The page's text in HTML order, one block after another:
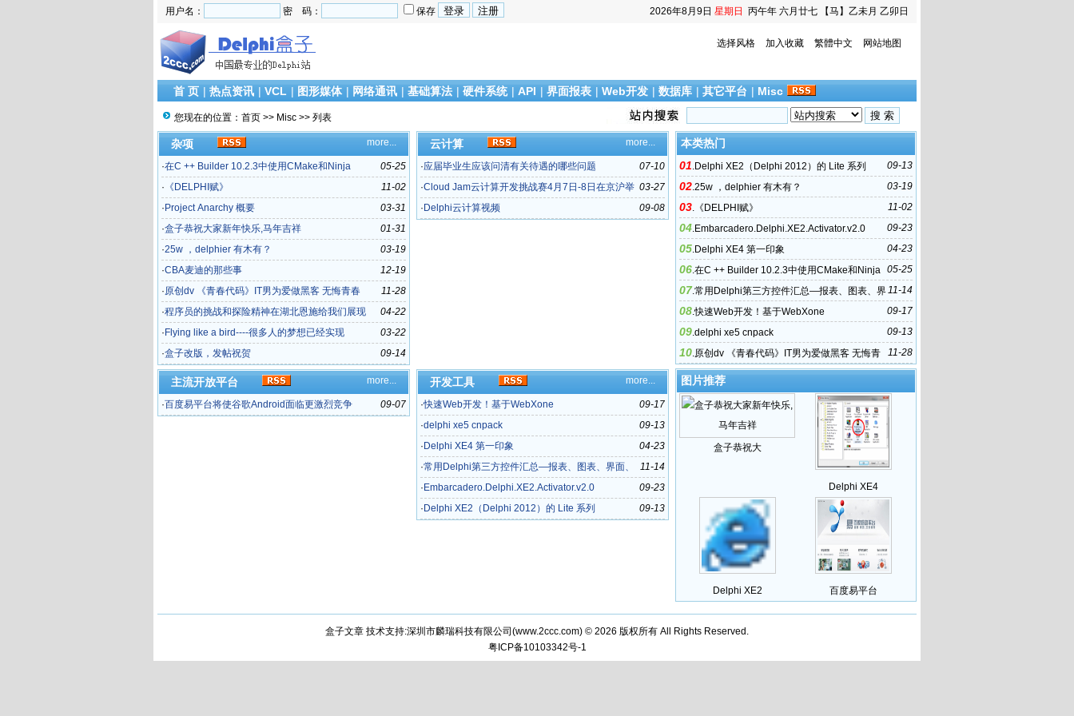
2026年8月9日 星期日 丙午年 六月廿七 【马】乙未月 乙卯日
用户名： 密 码： 保存
选择风格 加入收藏 繁體中文 网站地图
首 页 | 热点资讯 | VCL | 图形媒体 | 网络通讯 | 基础算法 | 硬件系统 | API | 界面报表 | Web开发 | 数据库 | 其它平台 | Misc
您现在的位置： 首页 >> Misc >> 列表
more...
杂项
05-25
·在C ++ Builder 10.2.3中使用CMake和Ninja
11-02
· 《DELPHI赋》
03-31
· Project Anarchy 概要
01-31
·盒子恭祝大家新年快乐,马年吉祥
03-19
·25w ，delphier 有木有？
12-19
·CBA麦迪的那些事
11-28
·原创dv 《青春代码》IT男为爱做黑客 无悔青春
04-22
·程序员的挑战和探险精神在湖北恩施给我们展现
03-22
· Flying like a bird----很多人的梦想已经实现
09-14
·盒子改版，发帖祝贺
more...
云计算
07-10
·应届毕业生应该问清有关待遇的哪些问题
03-27
·Cloud Jam云计算开发挑战赛4月7日-8日在京沪举
行
09-08
· Delphi云计算视频
more...
主流开放平台
09-07
·百度易平台将使谷歌Android面临更激烈竞争
more...
开发工具
09-17
·快速Web开发！基于WebXone
09-13
·delphi xe5 cnpack
04-23
· Delphi XE4 第一印象
11-14
·常用Delphi第三方控件汇总—报表、图表、界面、
数据库等
09-23
· Embarcadero.Delphi.XE2.Activator.v2.0
09-13
· Delphi XE2（Delphi 2012）的 Lite 系列
本类热门
09-13
01.Delphi XE2（Delphi 2012）的 Lite 系列
03-19
02.25w ，delphier 有木有？
11-02
03. 《DELPHI赋》
09-23
04.Embarcadero.Delphi.XE2.Activator.v2.0
04-23
05.Delphi XE4 第一印象
05-25
06.在C ++ Builder 10.2.3中使用CMake和Ninja
11-14
07.常用Delphi第三方控件汇总—报表、图表、界
面、数据库等
09-17
08.快速Web开发！基于WebXone
09-13
09.delphi xe5 cnpack
11-28
10.原创dv 《青春代码》IT男为爱做黑客 无悔青
春
图片推荐
盒子恭祝大
Delphi XE4
Delphi XE2 百度易平台
盒子文章 技术支持:深圳市麟瑞科技有限公司(www.2ccc.com) © 2026 版权所有 All Rights Reserved.
粤ICP备10103342号-1